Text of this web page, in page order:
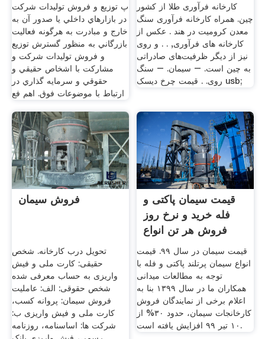
پ توزيع و فروش توليدات شركت
در بازارهاي داخلي يا صدور آن به
خارج و مبادرت به هرگونه فعاليت
بازرگاني به منظور گسترش توزيع
و فروش توليدات شركت و
مشاركت با اشخاص حقيقي و
حقوقي و سرمايه گذاري در
ارتباط با موضوعات فوق. اهم فع
کارخانه فرآوری طلا از کشور
چین. همراه کارخانه فرآوری سنگ
معدن کرومیت در هند . عکس از
کارخانه های فرآوری, . . و روی
نیز از دیگر ظرفیت‌های صادراتی
به چین است. – سیمان. – سنگ
روی. . قیمت چرخ دیسک usb;
فروش سیمان
تحویل درب کارخانه. شخص
حقیقی: کارت ملی و فیش
واریزی به حساب معرفی شده
شخص حقوقی: الف: عاملیت
فروش سیمان: پروانه کسب،
کارت ملی و فیش واریزی ب:
شرکت ها: اساسنامه، روزنامه
قیمت سیمان پاکتی و
فله خرید و نرخ روز
فروش هر تن انواع
قیمت سیمان در سال ۹۹. قیمت
انواع سیمان پرتلند پاکتی و فله با
توجه به مطالعات میدانی
همکاران ما در سال ۱۳۹۹ بنا به
اعلام برخی از نمایندگان فروش
کارخانجات سیمان، حدود ۳۰% از
۱۰ تیر ۹۹ افزایش یافته است.